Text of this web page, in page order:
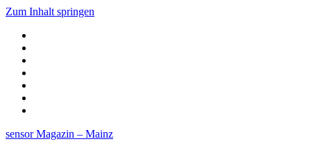
Zum Inhalt springen
sensor Magazin – Mainz